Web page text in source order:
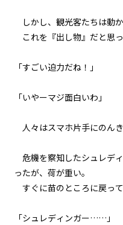
しかし、観光客たちは動か
これを『出し物』だと思っ
「すごい迫力だね！」
「いやーマジ面白いわ」
人々はスマホ片手にのん
危機を察知したシュレデ
ったが、荷が重い。
すぐに苗のところに戻って
「シュレディンガー……」